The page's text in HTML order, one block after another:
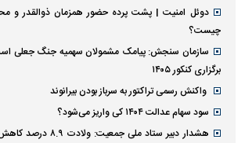
دوئل امنیت | پشت پرده حضور همزمان ذوالقدر و
چیست؟
سازمان سنجش: پیامک مشمولان سهمیه جنگ جعلی
برگزاری کنکور ۱۴۰۵
واکنش رسمی تراکتور به سرباز بودن بیرانوند
سود سهام عدالت ۱۴۰۴ کی واریز می‌شود؟